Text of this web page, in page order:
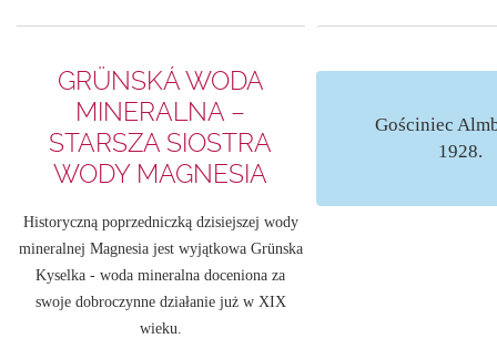
GRÜNSKÁ WODA
MINERALNA –
STARSZA SIOSTRA
WODY MAGNESIA
Historyczną poprzedniczką dzisiejszej wody
mineralnej Magnesia jest wyjątkowa Grünska
Kyselka - woda mineralna doceniona za
swoje dobroczynne działanie już w XIX
wieku.
Gościniec
1928.